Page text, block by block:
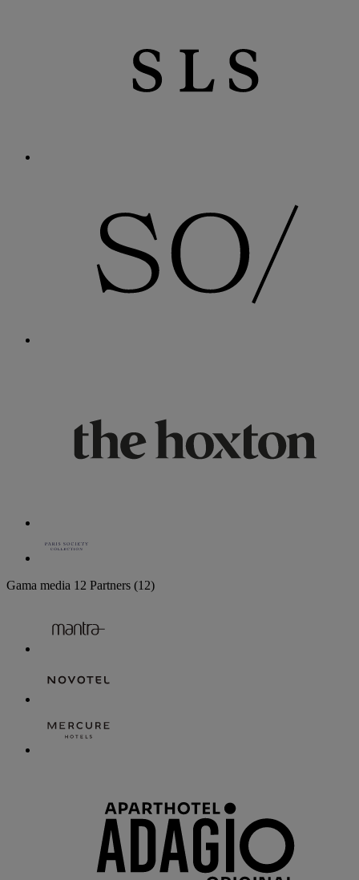
Gama media 12 Partners (12)